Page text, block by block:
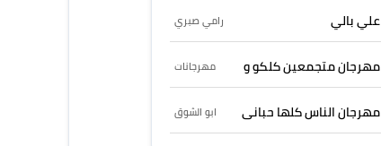
علي بالي رامي صبري
مهرجان متجمعين كلكو و مهرجانات
مهرجان الناس كلها حبانى ابو الشوق